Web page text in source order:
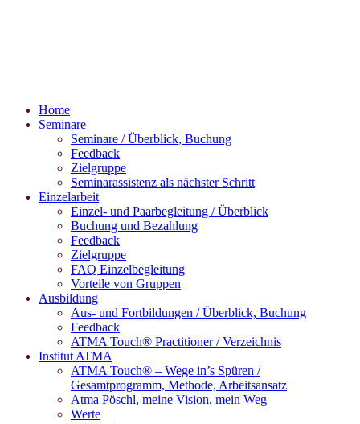
Home
Seminare
Seminare / Überblick, Buchung
Feedback
Zielgruppe
Seminarassistenz als nächster Schritt
Einzelarbeit
Einzel- und Paarbegleitung / Überblick
Buchung und Bezahlung
Feedback
Zielgruppe
FAQ Einzelbegleitung
Vorteile von Gruppen
Ausbildung
Aus- und Fortbildungen / Überblick, Buchung
Feedback
ATMA Touch® Practitioner / Verzeichnis
Institut ATMA
ATMA Touch® – Wege in’s Spüren /
Gesamtprogramm, Methode, Arbeitsansatz
Atma Pöschl, meine Vision, mein Weg
Werte